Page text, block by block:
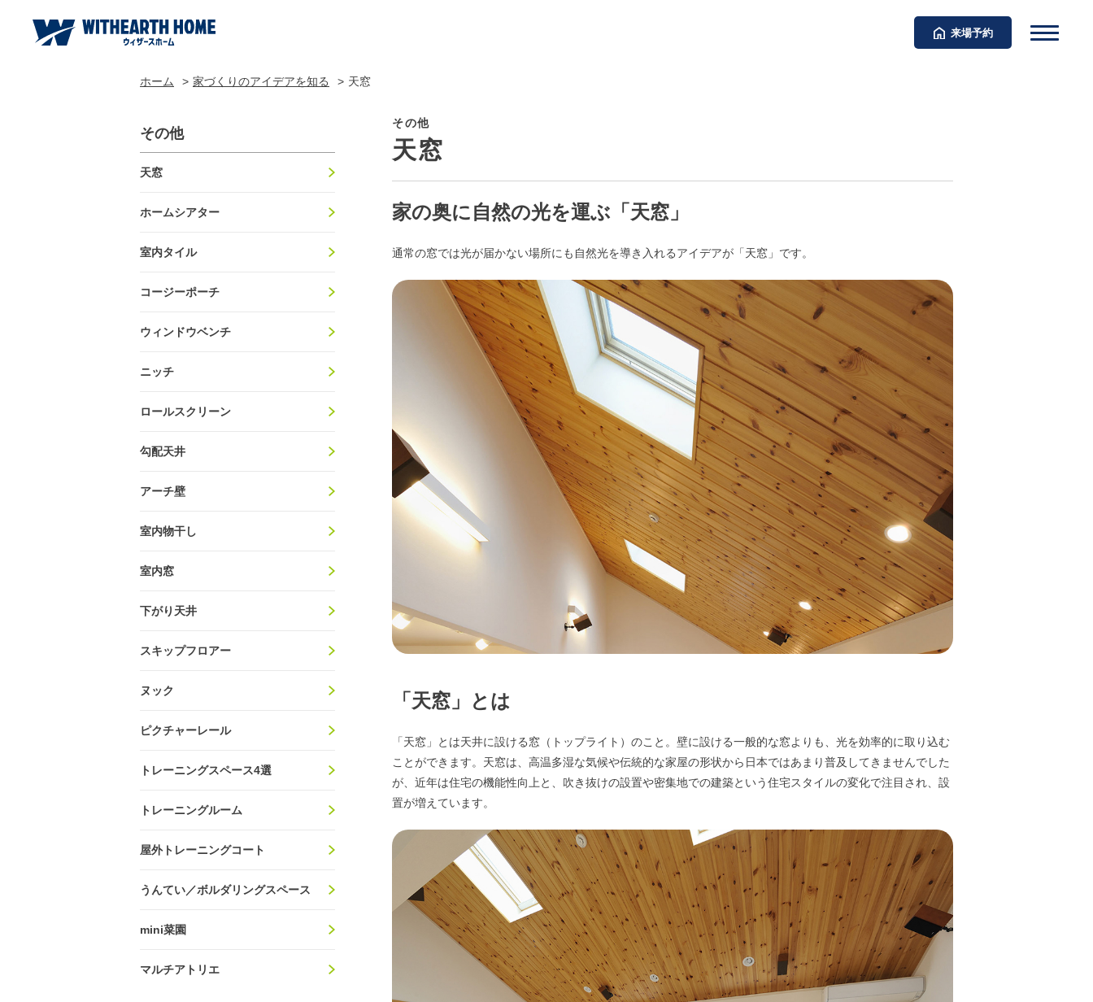
来場予約
ホーム 家づくりのアイデアを知る 天窓
その他
天窓
家の奥に自然の光を運ぶ「天窓」
通常の窓では光が届かない場所にも自然光を導き入れるアイデアが「天窓」です。
「天窓」とは
「天窓」とは天井に設ける窓（トップライト）のこと。壁に設ける一般的な窓よりも、光を効率的に取り込む
ことができます。天窓は、高温多湿な気候や伝統的な家屋の形状から日本ではあまり普及してきませんでした
が、近年は住宅の機能性向上と、吹き抜けの設置や密集地での建築という住宅スタイルの変化で注目され、設
置が増えています。
その他
天窓
ホームシアター
室内タイル
コージーポーチ
ウィンドウベンチ
ニッチ
ロールスクリーン
勾配天井
アーチ壁
室内物干し
室内窓
下がり天井
スキップフロアー
ヌック
ピクチャーレール
トレーニングスペース4選
トレーニングルーム
屋外トレーニングコート
うんてい／ボルダリングスペース
mini菜園
マルチアトリエ